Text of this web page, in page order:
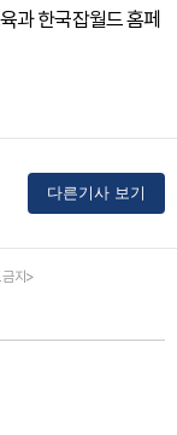
과 한국잡월드 홈페
다른기사 보기
금지>